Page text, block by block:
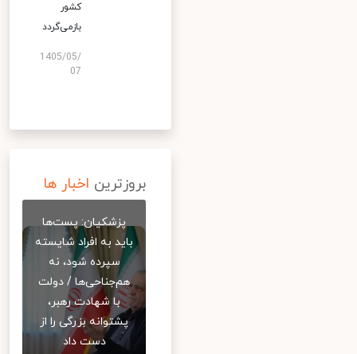
کشور
بازمی‌گردد
1405/05/
07
بروزترین اخبار ها
پزشکیان: پست‌ها
باید به افراد شایسته
سپرده شود، نه
هم‌جناحی‌ها / دولت
با شهادت رهبر،
پشتوانه بزرگی را از
دست داد